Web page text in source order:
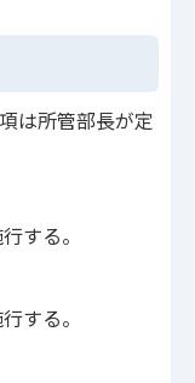
は所管部長が定
する。
する。